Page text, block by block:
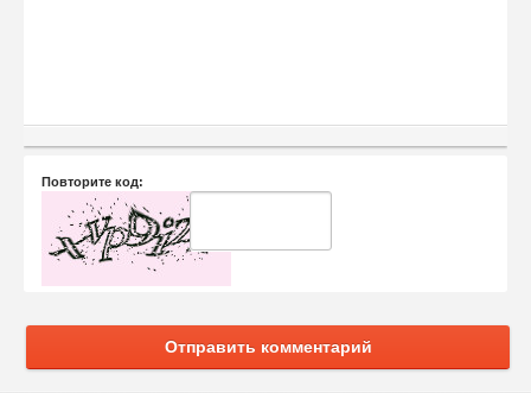
Повторите код:
Отправить комментарий